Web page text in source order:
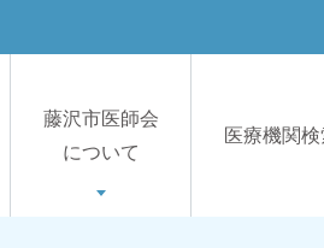
藤沢市医師会
について
医療機関検